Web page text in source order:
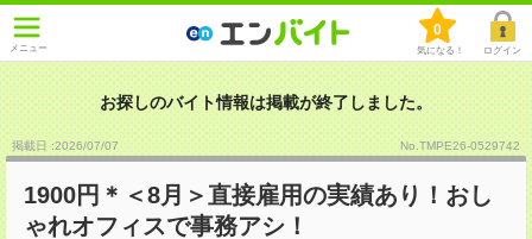
メニュー
0
気になる！ ログイン
お探しのバイト情報は掲載が終了しました。
掲載日 :2026/07/07 No.TMPE26-0529742
1900円＊＜8月＞直接雇用の実績あり！おし
ゃれオフィスで事務アシ！